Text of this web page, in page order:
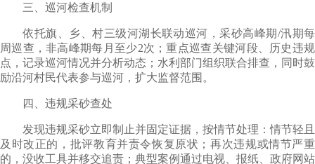
三、巡河检查机制
依托旗、乡、村三级河湖长联动巡河，采砂高峰期/汛期每
周巡查，非高峰期每月至少2次；重点巡查关键河段、历史违规
点，记录巡河情况并分析动态；水利部门组织联合排查，同时鼓
励沿河村民代表参与巡河，扩大监督范围。
四、违规采砂查处
发现违规采砂立即制止并固定证据，按情节处理：情节轻且
及时改正的，批评教育并责令恢复原状；再次违规或情节严重
的，没收工具并移交追责；典型案例通过电视、报纸、政府网站